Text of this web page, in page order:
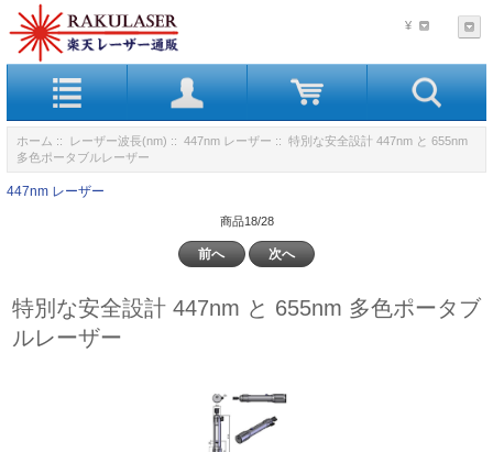
¥
ホーム :: レーザー波長(nm) :: 447nm レーザー :: 特別な安全設計 447nm と 655nm
多色ポータブルレーザー
447nm レーザー
商品18/28
前へ 次へ
特別な安全設計 447nm と 655nm 多色ポータブ
ルレーザー